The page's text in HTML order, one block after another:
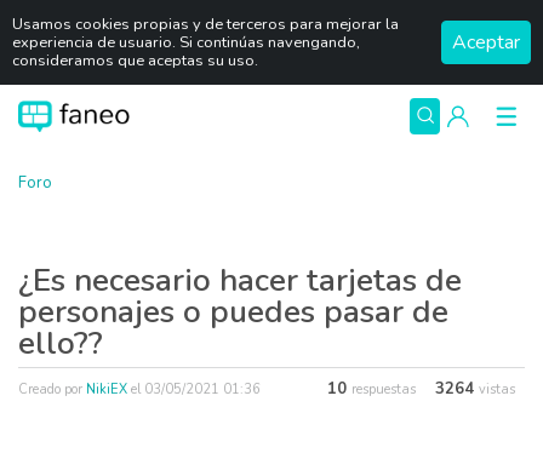
Usamos cookies propias y de terceros para mejorar la
experiencia de usuario. Si continúas navengando,
consideramos que aceptas su uso.
Aceptar
Foro
¿Es necesario hacer tarjetas de
personajes o puedes pasar de
ello??
Creado por NikiEX el 03/05/2021 01:36 10 respuestas 3264 vistas